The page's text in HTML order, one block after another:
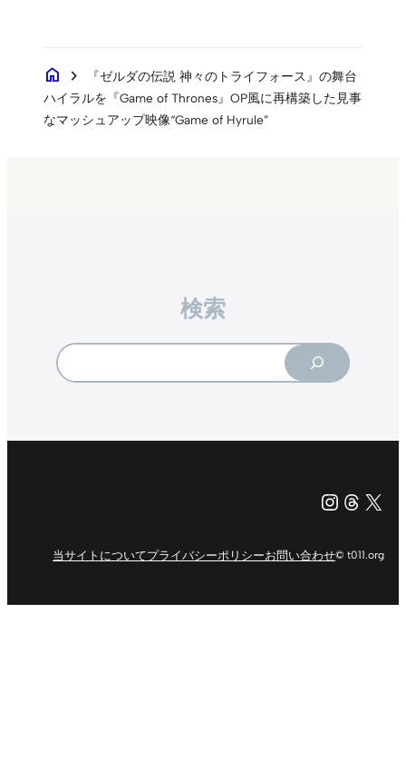
home chevron_right
『ゼルダの伝説 神々のトライフォース』の舞台
ハイラルを『Game of Thrones』OP風に再構築した見事
なマッシュアップ映像“Game of Hyrule”
検索
X（旧
当サイトについてプライバシーポリシーお問い合わせ© t011.org